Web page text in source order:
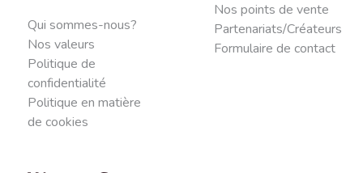
Qui sommes-nous?
Nos valeurs
Politique de
confidentialité
Politique en matière
de cookies
Nos points de vente
Partenariats/Créateurs
Formulaire de contact